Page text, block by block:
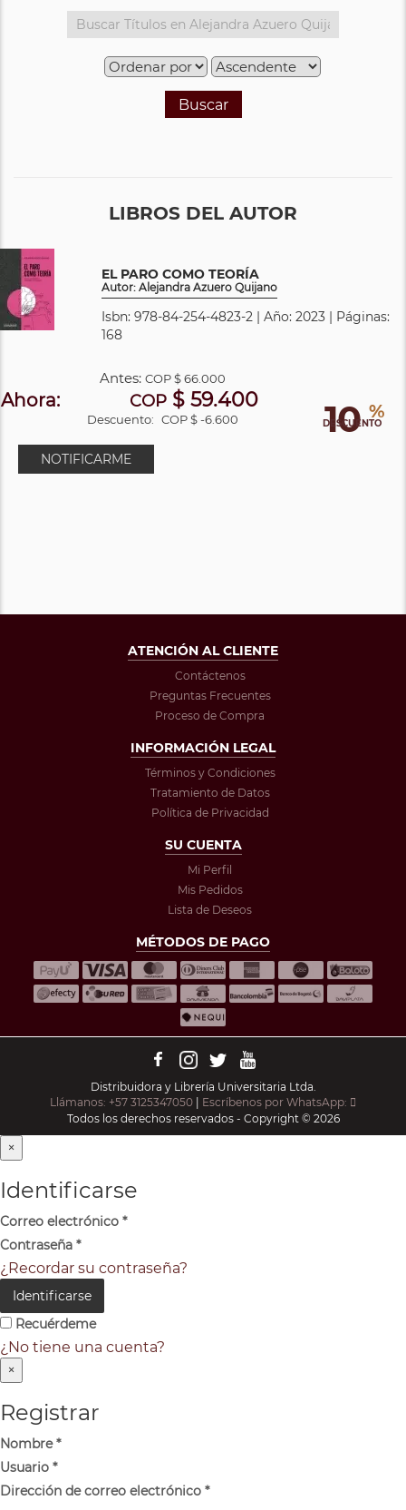
Buscar
LIBROS DEL AUTOR
EL PARO COMO TEORÍA
Autor: Alejandra Azuero Quijano
Isbn: 978-84-254-4823-2 | Año: 2023 | Páginas:
168
10 %
DESCUENTO
Antes: COP$ 66.000
Ahora: COP $ 59.400
Descuento: COP $ -6.600
NOTIFICARME
ATENCIÓN AL CLIENTE
Contáctenos
Preguntas Frecuentes
Proceso de Compra
INFORMACIÓN LEGAL
Términos y Condiciones
Tratamiento de Datos
Política de Privacidad
SU CUENTA
Mi Perfil
Mis Pedidos
Lista de Deseos
MÉTODOS DE PAGO
Distribuidora y Librería Universitaria Ltda.
Llámanos: +57 3125347050 | Escríbenos por WhatsApp:
Todos los derechos reservados - Copyright © 2026
×
Identificarse
Correo electrónico *
Contraseña *
¿Recordar su contraseña?
Identificarse
Recuérdeme
¿No tiene una cuenta?
×
Registrar
Nombre*
Usuario *
Dirección de correo electrónico *